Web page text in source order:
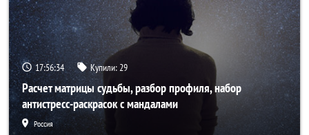
17:56:32 Купили:29
Расчет матрицы судьбы, разбор профиля, набор
антистресс-раскрасок с мандалами
Россия